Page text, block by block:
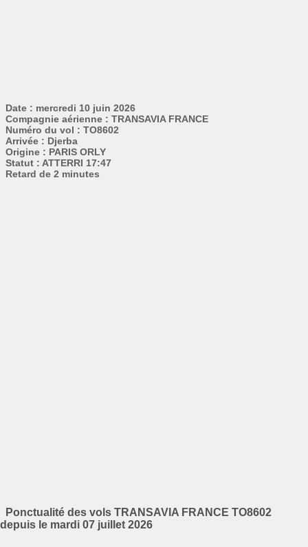
Date : mercredi 10 juin 2026
Compagnie aérienne : TRANSAVIA FRANCE
Numéro du vol : TO8602
Arrivée : Djerba
Origine : PARIS ORLY
Statut : ATTERRI 17:47
Retard de 2 minutes
Ponctualité des vols TRANSAVIA FRANCE TO8602
depuis le mardi 07 juillet 2026